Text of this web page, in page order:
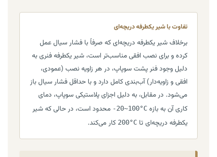
تفاوت با شیر یکطرفه دریچه‌ای
برخلاف شیر یکطرفه دریچه‌ای که صرفاً با فشار سیال عمل
کرده و برای نصب افقی مناسب‌تر است، شیر یکطرفه فنری به
دلیل وجود فنر پشت سوپاپ، در هر زاویه نصب (عمودی،
افقی و زاویه‌دار) آب‌بندی کامل دارد و با حداقل فشار سیال باز
می‌شود. در مقابل، به دلیل اجزای پلاستیکی سوپاپ، دمای
کاری آن به بازه -20~100°C محدود است، در حالی که شیر
یکطرفه دریچه‌ای تا 200°C کار می‌کند.